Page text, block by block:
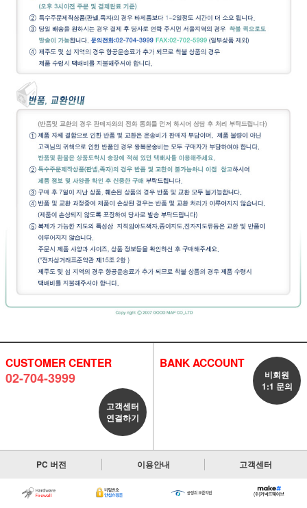
CUSTOMER CENTER
02-704-3999
고객센터
연결하기
BANK ACCOUNT
비회원
1:1 문의
PC 버전 이용안내 고객센터